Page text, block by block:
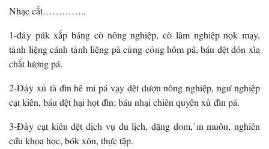
Nhạc cắt…………..
1-đảy púk xắp báng cò nông nghiệp, cò lâm nghiệp nọk mạy,
tảnh liệng cánh tảnh liệng pà củng cỏng hôm pá, báu dệt dón xìa
chất lượng pá.
2-Đảy xủ tà đìn hê mi pá vạy dệt dượn nông nghiệp, ngư nghiệp
cạt kiên, báu dệt hại họt đìn; báu nhại chiên quyên xủ đìn pá.
3-Đảy cạt kiên dệt dịch vụ du lịch, dặng dom, ỉn muôn, nghiên
cứu khoa học, bók xòn, thực tập.